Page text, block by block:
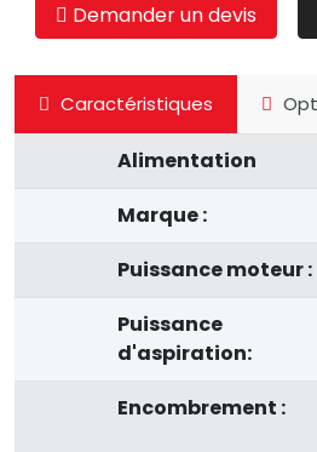
Demander un devis
Caractéristiques
Alimentation
Marque :
Puissance moteur :
Puissance
d'aspiration:
Encombrement :